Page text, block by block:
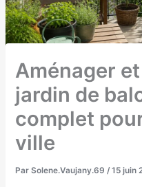
Aménager
jardin de
complet
ville
ParSolene.Vaujany.69 /15 juin